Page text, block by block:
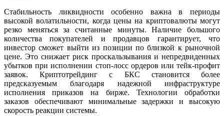
Стабильность ликвидности особенно важна в периоды
высокой волатильности, когда цены на криптовалюты могут
резко меняться за считанные минуты. Наличие большого
количества покупателей и продавцов гарантирует, что
инвестор сможет выйти из позиции по близкой к рыночной
цене. Это снижает риск проскальзывания и непредвиденных
убытков при исполнении стоп-лосс ордеров или тейк-профит
заявок. Криптотрейдинг с БКС становится более
предсказуемым благодаря надежной инфраструктуре
исполнения приказов на бирже. Технологии обработки
заказов обеспечивают минимальные задержки и высокую
скорость реакции системы.